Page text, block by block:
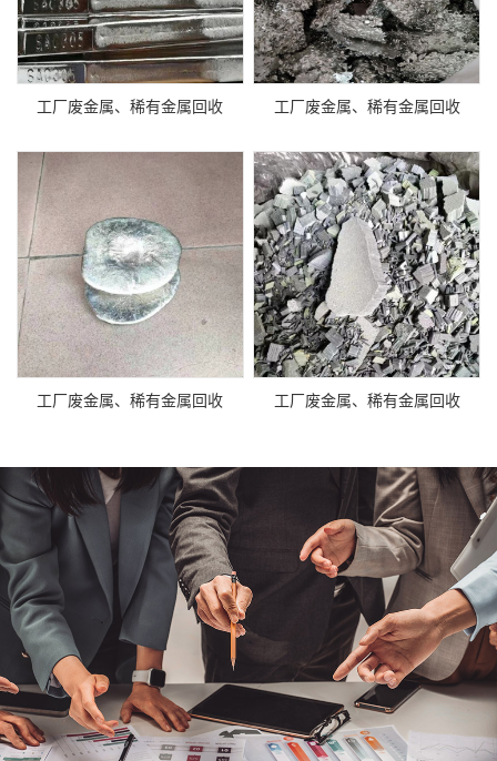
工厂废金属、稀有金属回收 工厂废金属、稀有金属回收
工厂废金属、稀有金属回收 工厂废金属、稀有金属回收